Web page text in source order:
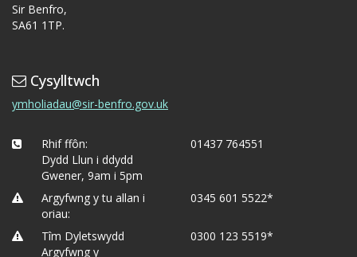
Sir Benfro,
SA61 1TP.
Cysylltwch
ymholiadau@sir-benfro.gov.uk
Rhif ffôn:
Dydd Llun i ddydd
Gwener, 9am i 5pm
01437 764551
Argyfwng y tu allan i
oriau:
0345 601 5522*
Tîm Dyletswydd
Argyfwng y
0300 123 5519*